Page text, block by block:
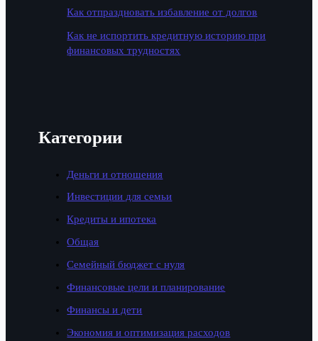
Как отпраздновать избавление от долгов
Как не испортить кредитную историю при
финансовых трудностях
Категории
Деньги и отношения
Инвестиции для семьи
Кредиты и ипотека
Общая
Семейный бюджет с нуля
Финансовые цели и планирование
Финансы и дети
Экономия и оптимизация расходов